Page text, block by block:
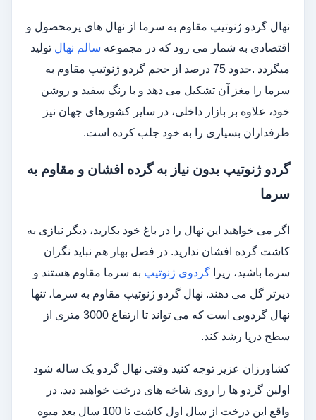
نهال گردو ژنوتیپ مقاوم به سرما از نهال های پرمحصول و
اقتصادی به شمار می رود که در مجموعه سالم نهال تولید
میگردد .حدود 75 درصد از حجم گردو ژنوتیپ مقاوم به
سرما را مغز آن تشکیل می دهد و با رنگ سفید و روشن
خود، علاوه بر بازار داخلی، در سایر کشورهای جهان نیز
طرفداران بسیاری را به خود جلب کرده است.
گردو ژنوتیپ بدون نیاز به گرده افشان و مقاوم به
سرما
اگر می خواهید این نهال را در باغ خود بکارید، دیگر نیازی به
کاشت گرده افشان ندارید. در فصل بهار هم نباید نگران
سرما باشید، زیرا گردوی ژنوتیپ به سرما مقاوم هستند و
دیرتر گل می دهند. نهال گردو ژنوتیپ مقاوم به سرما، تنها
نهال گردویی است که می تواند تا ارتفاع 3000 متری از
سطح دریا رشد کند.
کشاورزان عزیز توجه کنید وقتی نهال گردو یک ساله شود
اولین گردو ها را روی شاخه های درخت خواهید دید. در
واقع این درخت از سال اول کاشت تا 100 سال بعد میوه